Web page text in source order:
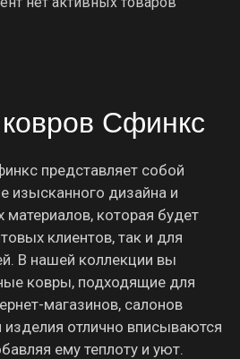
Сфинкс
представляет собой
изысканного дизайна и
которая будет
клиентов, так и для
В нашей коллекции вы
ковры, подходящие для
магазинов, салонов
отлично вписываются
ему теплоту и уют.